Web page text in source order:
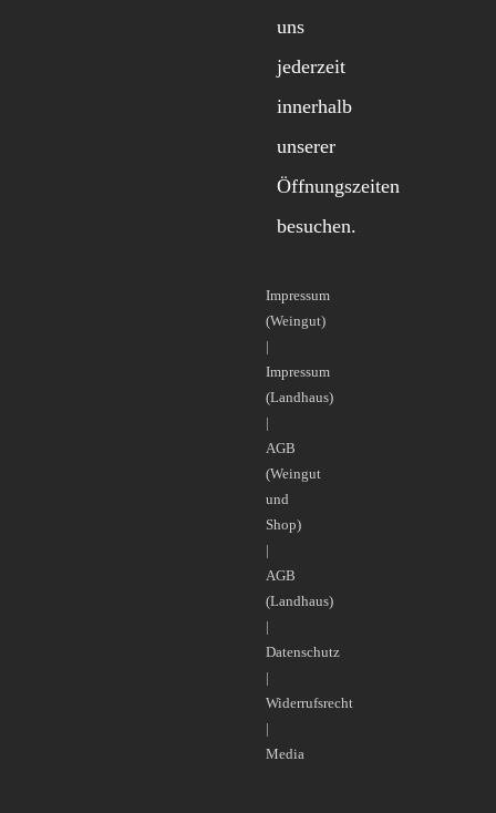
uns
jederzeit
innerhalb
unserer
Öffnungszeiten
besuchen.
Impressum
(Weingut)
|
Impressum
(Landhaus)
|
AGB
(Weingut
und
Shop)
|
AGB
(Landhaus)
|
Datenschutz
|
Widerrufsrecht
|
Media